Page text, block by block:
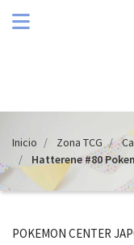
Inicio Zona TCG
Hatterene #80
POKEMON CENTER